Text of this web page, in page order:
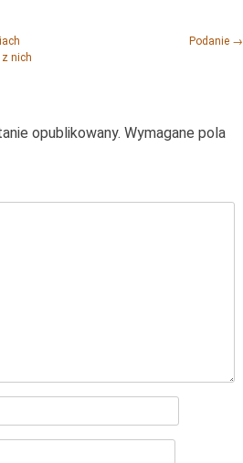
nich
Podanie →
opublikowany. Wymagane pola